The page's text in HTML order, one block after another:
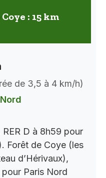
: 15 km
de 3,5 à 4 km/h)
D à 8h59 pour
Forêt de Coye (les
d’Hérivaux),
pour Paris Nord